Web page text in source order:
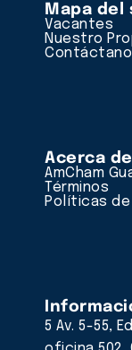
Mapa del
Vacantes
Nuestro
Acerca de
AmCham
Términos
Políticas
5 Av. 5-55,